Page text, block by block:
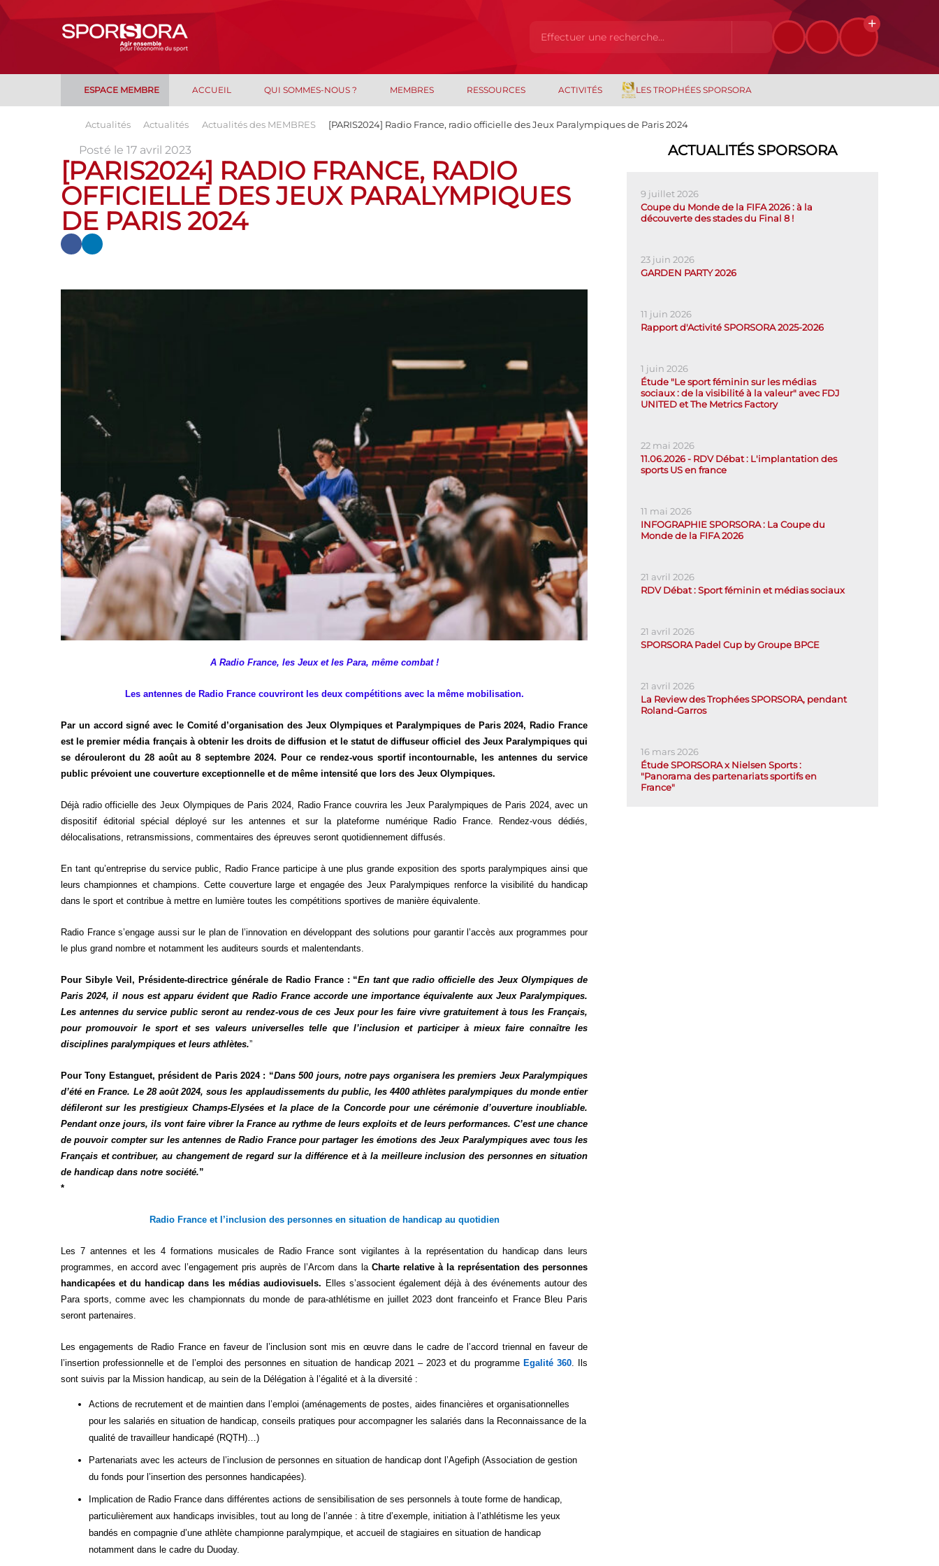
ESPACE MEMBRE ACCUEIL QUI SOMMES-NOUS ? MEMBRES RESSOURCES ACTIVITÉS LES TROPHÉES SPORSORA
Actualités Actualités Actualités des MEMBRES [PARIS2024] Radio France, radio officielle des Jeux Paralympiques de Paris 2024
Posté le 17 avril 2023
[PARIS2024] RADIO FRANCE, RADIO
OFFICIELLE DES JEUX PARALYMPIQUES
DE PARIS 2024
A Radio France, les Jeux et les Para, même combat !
Les antennes de Radio France couvriront les deux compétitions avec la même mobilisation.
Par un accord signé avec le Comité d’organisation des Jeux Olympiques et Paralympiques de Paris 2024, Radio France
est le premier média français à obtenir les droits de diffusion et le statut de diffuseur officiel des Jeux Paralympiques qui
se dérouleront du 28 août au 8 septembre 2024. Pour ce rendez-vous sportif incontournable, les antennes du service
public prévoient une couverture exceptionnelle et de même intensité que lors des Jeux Olympiques.
Déjà radio officielle des Jeux Olympiques de Paris 2024, Radio France couvrira les Jeux Paralympiques de Paris 2024, avec un
dispositif éditorial spécial déployé sur les antennes et sur la plateforme numérique Radio France. Rendez-vous dédiés,
délocalisations, retransmissions, commentaires des épreuves seront quotidiennement diffusés.
En tant qu’entreprise du service public, Radio France participe à une plus grande exposition des sports paralympiques ainsi que
leurs championnes et champions. Cette couverture large et engagée des Jeux Paralympiques renforce la visibilité du handicap
dans le sport et contribue à mettre en lumière toutes les compétitions sportives de manière équivalente.
Radio France s’engage aussi sur le plan de l’innovation en développant des solutions pour garantir l’accès aux programmes pour
le plus grand nombre et notamment les auditeurs sourds et malentendants.
Pour Sibyle Veil, Présidente-directrice générale de Radio France : “En tant que radio officielle des Jeux Olympiques de
Paris 2024, il nous est apparu évident que Radio France accorde une importance équivalente aux Jeux Paralympiques.
Les antennes du service public seront au rendez-vous de ces Jeux pour les faire vivre gratuitement à tous les Français,
pour promouvoir le sport et ses valeurs universelles telle que l’inclusion et participer à mieux faire connaître les
disciplines paralympiques et leurs athlètes.”
Pour Tony Estanguet, président de Paris 2024 : “Dans 500 jours, notre pays organisera les premiers Jeux Paralympiques
d’été en France. Le 28 août 2024, sous les applaudissements du public, les 4400 athlètes paralympiques du monde entier
défileront sur les prestigieux Champs-Elysées et la place de la Concorde pour une cérémonie d’ouverture inoubliable.
Pendant onze jours, ils vont faire vibrer la France au rythme de leurs exploits et de leurs performances. C’est une chance
de pouvoir compter sur les antennes de Radio France pour partager les émotions des Jeux Paralympiques avec tous les
Français et contribuer, au changement de regard sur la différence et à la meilleure inclusion des personnes en situation
de handicap dans notre société.”
*
Radio France et l’inclusion des personnes en situation de handicap au quotidien
Les 7 antennes et les 4 formations musicales de Radio France sont vigilantes à la représentation du handicap dans leurs
programmes, en accord avec l’engagement pris auprès de l’Arcom dans la Charte relative à la représentation des personnes
handicapées et du handicap dans les médias audiovisuels. Elles s’associent également déjà à des événements autour des
Para sports, comme avec les championnats du monde de para-athlétisme en juillet 2023 dont franceinfo et France Bleu Paris
seront partenaires.
Les engagements de Radio France en faveur de l’inclusion sont mis en œuvre dans le cadre de l’accord triennal en faveur de
l’insertion professionnelle et de l’emploi des personnes en situation de handicap 2021 – 2023 et du programme Egalité 360. Ils
sont suivis par la Mission handicap, au sein de la Délégation à l’égalité et à la diversité :
Actions de recrutement et de maintien dans l’emploi (aménagements de postes, aides financières et organisationnelles
pour les salariés en situation de handicap, conseils pratiques pour accompagner les salariés dans la Reconnaissance de la
qualité de travailleur handicapé (RQTH)…)
Partenariats avec les acteurs de l’inclusion de personnes en situation de handicap dont l’Agefiph (Association de gestion
du fonds pour l’insertion des personnes handicapées).
Implication de Radio France dans différentes actions de sensibilisation de ses personnels à toute forme de handicap,
particulièrement aux handicaps invisibles, tout au long de l’année : à titre d’exemple, initiation à l’athlétisme les yeux
bandés en compagnie d’une athlète championne paralympique, et accueil de stagiaires en situation de handicap
notamment dans le cadre du Duoday.
ACTUALITÉS SPORSORA
9 juillet 2026
Coupe du Monde de la FIFA 2026 : à la
découverte des stades du Final 8 !
23 juin 2026
GARDEN PARTY 2026
11 juin 2026
Rapport d'Activité SPORSORA 2025-2026
1 juin 2026
Étude "Le sport féminin sur les médias
sociaux : de la visibilité à la valeur" avec FDJ
UNITED et The Metrics Factory
22 mai 2026
11.06.2026 - RDV Débat : L'implantation des
sports US en france
11 mai 2026
INFOGRAPHIE SPORSORA : La Coupe du
Monde de la FIFA 2026
21 avril 2026
RDV Débat : Sport féminin et médias sociaux
21 avril 2026
SPORSORA Padel Cup by Groupe BPCE
21 avril 2026
La Review des Trophées SPORSORA, pendant
Roland-Garros
16 mars 2026
Étude SPORSORA x Nielsen Sports :
"Panorama des partenariats sportifs en
France"